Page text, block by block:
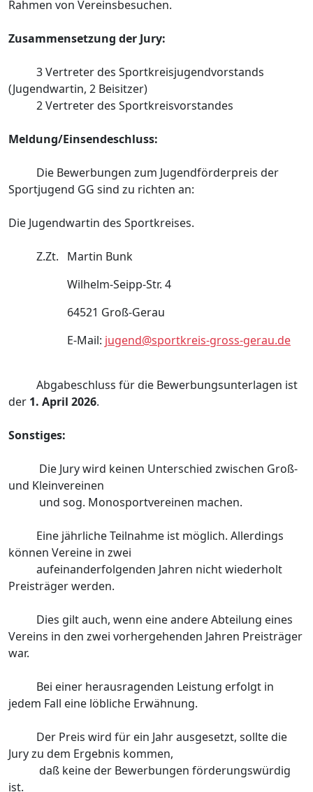
Rahmen von Vereinsbesuchen.
Zusammensetzung der Jury:
3 Vertreter des Sportkreisjugendvorstands
(Jugendwartin, 2 Beisitzer)
2 Vertreter des Sportkreisvorstandes
Meldung/Einsendeschluss:
Die Bewerbungen zum Jugendförderpreis der
Sportjugend GG sind zu richten an:
Die Jugendwartin des Sportkreises.
Z.Zt. Martin Bunk
Wilhelm-Seipp-Str. 4
64521 Groß-Gerau
E-Mail: jugend@sportkreis-gross-gerau.de
Abgabeschluss für die Bewerbungsunterlagen ist
der 1. April 2026.
Sonstiges:
Die Jury wird keinen Unterschied zwischen Groß-
und Kleinvereinen
und sog. Monosportvereinen machen.
Eine jährliche Teilnahme ist möglich. Allerdings
können Vereine in zwei
aufeinanderfolgenden Jahren nicht wiederholt
Preisträger werden.
Dies gilt auch, wenn eine andere Abteilung eines
Vereins in den zwei vorhergehenden Jahren Preisträger
war.
Bei einer herausragenden Leistung erfolgt in
jedem Fall eine löbliche Erwähnung.
Der Preis wird für ein Jahr ausgesetzt, sollte die
Jury zu dem Ergebnis kommen,
daß keine der Bewerbungen förderungswürdig
ist.